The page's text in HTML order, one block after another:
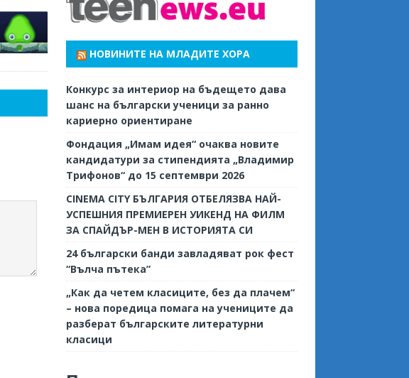
НОВИНИТЕ НА МЛАДИТЕ ХОРА
Конкурс за интериор на бъдещето дава
шанс на български ученици за ранно
кариерно ориентиране
Фондация „Имам идея“ очаква новите
кандидатури за стипендията „Владимир
Трифонов“ до 15 септември 2026
CINEMA CITY БЪЛГАРИЯ ОТБЕЛЯЗВА НАЙ-
УСПЕШНИЯ ПРЕМИЕРЕН УИКЕНД НА ФИЛМ
ЗА СПАЙДЪР-МЕН В ИСТОРИЯТА СИ
24 български банди завладяват рок фест
“Вълча пътека”
„Как да четем класиците, без да плачем“
– нова поредица помага на учениците да
разберат българските литературни
класици